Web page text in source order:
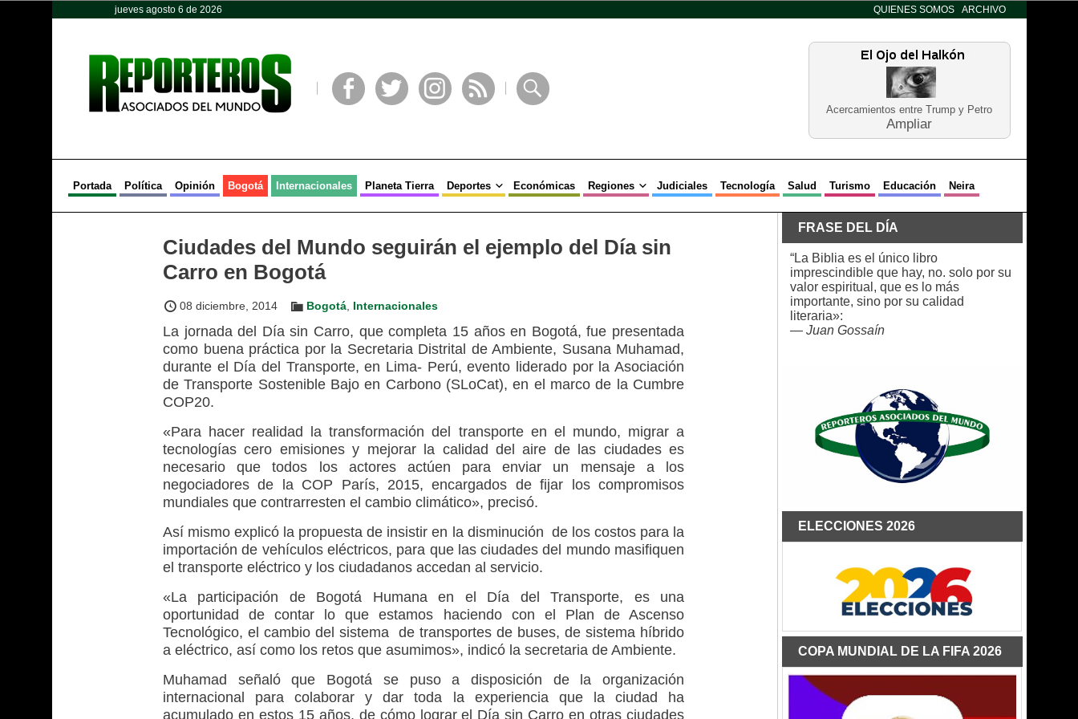
jueves agosto 6 de 2026 QUIENES SOMOS ARCHIVO
Acercamientos entre Trump y Petro
Ampliar
Portada Política Opinión Bogotá Internacionales Planeta Tierra Deportes Económicas Regiones Judiciales Tecnología Salud Turismo Educación Neira
Ciudades del Mundo seguirán el ejemplo del Día sin
Carro en Bogotá
08 diciembre, 2014 Bogotá Internacionales
La jornada del Día sin Carro, que completa 15 años en Bogotá, fue presentada
como buena práctica por la Secretaria Distrital de Ambiente, Susana Muhamad,
durante el Día del Transporte, en Lima- Perú, evento liderado por la Asociación
de Transporte Sostenible Bajo en Carbono (SLoCat), en el marco de la Cumbre
COP20.
«Para hacer realidad la transformación del transporte en el mundo, migrar a
tecnologías cero emisiones y mejorar la calidad del aire de las ciudades es
necesario que todos los actores actúen para enviar un mensaje a los
negociadores de la COP París, 2015, encargados de fijar los compromisos
mundiales que contrarresten el cambio climático», precisó.
Así mismo explicó la propuesta de insistir en la disminución de los costos para la
importación de vehículos eléctricos, para que las ciudades del mundo masifiquen
el transporte eléctrico y los ciudadanos accedan al servicio.
«La participación de Bogotá Humana en el Día del Transporte, es una
oportunidad de contar lo que estamos haciendo con el Plan de Ascenso
Tecnológico, el cambio del sistema de transportes de buses, de sistema híbrido
a eléctrico, así como los retos que asumimos», indicó la secretaria de Ambiente.
Muhamad señaló que Bogotá se puso a disposición de la organización
internacional para colaborar y dar toda la experiencia que la ciudad ha
acumulado en estos 15 años, de cómo lograr el Día sin Carro en otras ciudades
FRASE DEL DÍA
“La Biblia es el único libro
imprescindible que hay, no. solo por su
valor espiritual, que es lo más
importante, sino por su calidad
literaria»:
— Juan Gossaín
ELECCIONES 2026
COPA MUNDIAL DE LA FIFA 2026
Opinión Política